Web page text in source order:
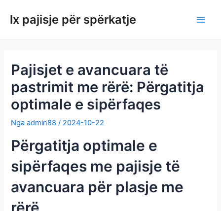
përmbajtja
lx pajisje për spërkatje
Pajisjet e avancuara të
pastrimit me rërë: Përgatitja
optimale e sipërfaqes
Ngaadmin88/ 2024-10-22
Përgatitja optimale e
sipërfaqes me pajisje të
avancuara për plasje me